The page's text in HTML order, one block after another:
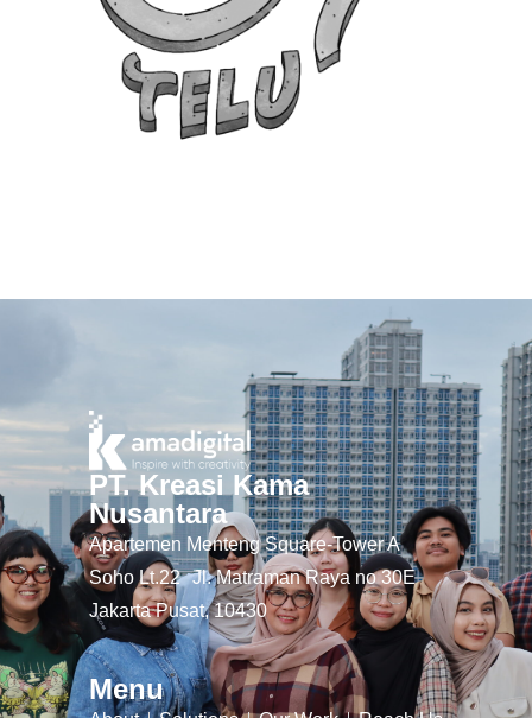
PT. Kreasi Kama
Nusantara
Apartemen Menteng Square-Tower A
Soho Lt.22 Jl. Matraman Raya no 30E
Jakarta Pusat, 10430
Menu